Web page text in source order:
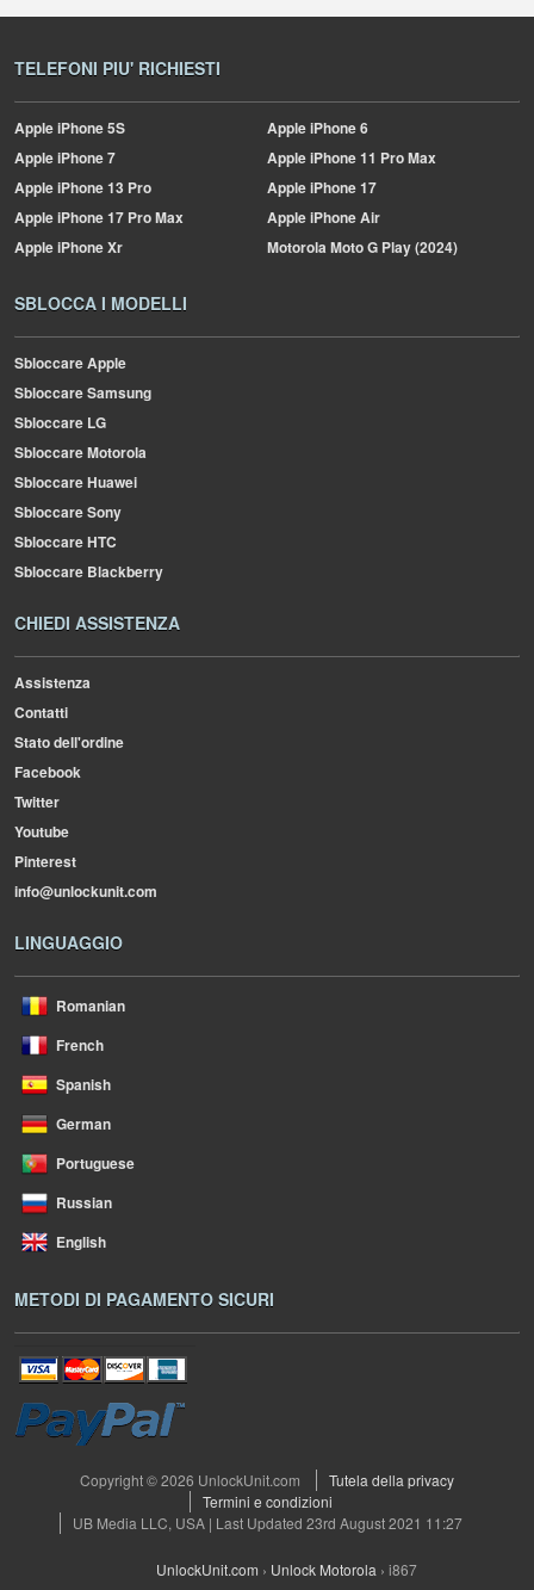
TELEFONI PIU' RICHIESTI
AppleiPhone 5S AppleiPhone 6
AppleiPhone 7 AppleiPhone 11 Pro Max
AppleiPhone 13 Pro AppleiPhone 17
AppleiPhone 17 Pro Max AppleiPhone Air
AppleiPhone Xr MotorolaMoto G Play (2024)
SBLOCCA I MODELLI
Sbloccare Apple
Sbloccare Samsung
Sbloccare LG
Sbloccare Motorola
Sbloccare Huawei
Sbloccare Sony
Sbloccare HTC
Sbloccare Blackberry
CHIEDI ASSISTENZA
Assistenza
Contatti
Stato dell'ordine
Facebook
Twitter
Youtube
Pinterest
info@unlockunit.com
LINGUAGGIO
Romanian
French
Spanish
German
Portuguese
Russian
English
METODI DI PAGAMENTO SICURI
Copyright © 2026 UnlockUnit.com
Tutela della privacy
Termini e condizioni
UB Media LLC, USA | Last Updated 23rd August 2021 11:27
UnlockUnit.com › Unlock Motorola › i867